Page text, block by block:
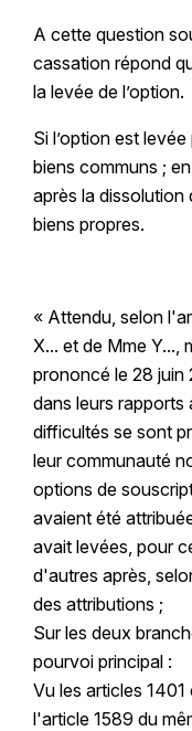
A cette question
cassation répond
la levée de l’option.
Si l’option est
biens communs ;
après la dissolution
biens propres.
« Attendu, selon
X... et de Mme Y...,
prononcé le 28 juin
dans leurs
difficultés se sont
leur communauté
options de
avaient été
avait levées, pour
d'autres après,
des attributions ;
Sur les deux
pourvoi principal :
Vu les articles
l'article 1589 du